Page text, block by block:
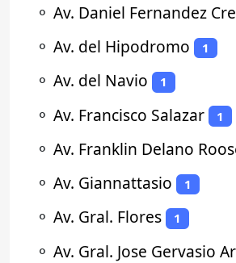
⚬ Av. Daniel Fernandez
⚬ Av. del Hipodromo 1
⚬ Av. del Navio 1
⚬ Av. Francisco Salazar 1
⚬ Av. Franklin Delano
⚬ Av. Giannattasio 1
⚬ Av. Gral. Flores 1
⚬ Av. Gral. Jose Gervasio